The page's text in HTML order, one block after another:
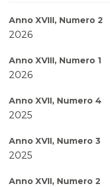
Anno XVIII, Numero 2
2026
Anno XVIII, Numero 1
2026
Anno XVII, Numero 4
2025
Anno XVII, Numero 3
2025
Anno XVII, Numero 2